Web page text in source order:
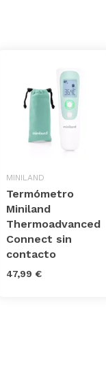
MINILAND
Termómetro
Miniland
Thermoadvanced
Connect sin
contacto
47,99 €